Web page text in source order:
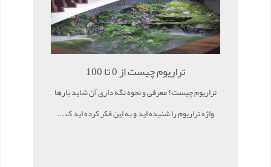
تراریوم چیست از 0 تا 100
تراریوم چیست؟ معرفی و نحوه نگه داری آن شاید بارها
واژه تراریوم را شنیده اید و به این فکر کرده اید ک ...